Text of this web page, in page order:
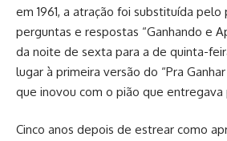
em 1961, a atração foi substituída pelo
perguntas e respostas “Ganhando e
da noite de sexta para a de quinta-
lugar à primeira versão do “Pra
que inovou com o pião que entregava
Cinco anos depois de estrear como